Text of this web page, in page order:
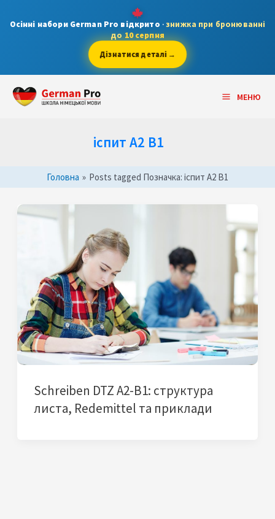
Осінні набори German Pro відкрито ·знижка при бронюванні
до10 серпня
Дізнатися деталі →
Main
МЕНЮ
іспит A2 B1
Головна » Posts tagged Позначка: іспит A2 B1
Schreiben DTZ A2-B1: структура
листа, Redemittel та приклади